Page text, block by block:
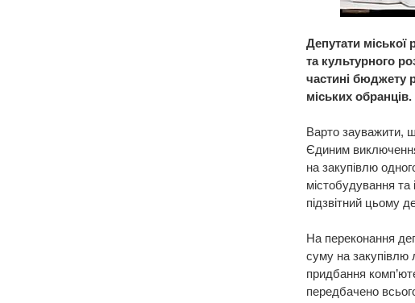
Депутати міської
та культурного
частині бюджету
міських обранців.
Варто зауважити,
Єдиним
на закупівлю
містобудування та
підзвітний цьому
На переконання
суму на закупівлю
придбання
передбачено